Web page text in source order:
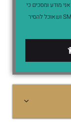
מודע ומסכים כי
הפרטים ישמשו לצורך דיוור פרסומי במייל, וואטסאפ ו-SMS ושאוכל להסיר